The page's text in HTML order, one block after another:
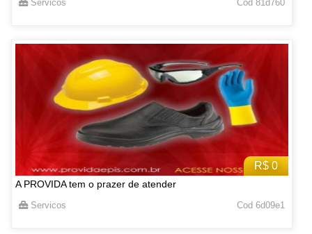
Servicos Cod 81d760
R$ 0
A PROVIDA tem o prazer de atender
Servicos Cod 6d09e1